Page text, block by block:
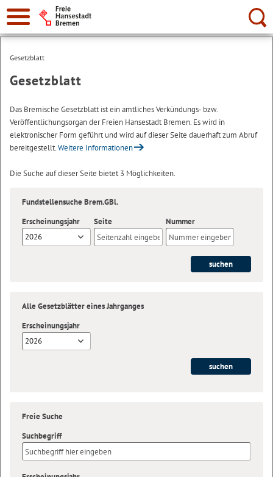
Suche:
Gesetzblatt
Gesetzblatt
Das Bremische Gesetzblatt ist ein amtliches Verkündungs- bzw.
Veröffentlichungsorgan der Freien Hansestadt Bremen. Es wird in
elektronischer Form geführt und wird auf dieser Seite dauerhaft zum Abruf
bereitgestellt.Weitere Informationen
Die Suche auf dieser Seite bietet 3 Möglichkeiten.
Fundstellensuche Brem.GBl.
Erscheinungsjahr
2026
Seite Nummer
Alle Gesetzblätter eines Jahrganges
Erscheinungsjahr
2026
Freie Suche
Suchbegriff